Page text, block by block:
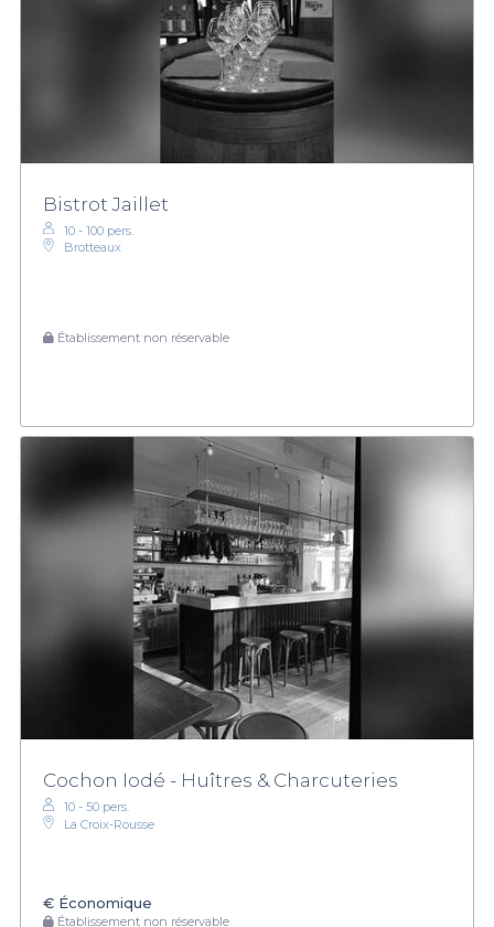
Bistrot Jaillet
10 - 100 pers.
Brotteaux
Établissement non réservable
Cochon Iodé - Huîtres & Charcuteries
10 - 50 pers.
La Croix-Rousse
€ Économique
Établissement non réservable